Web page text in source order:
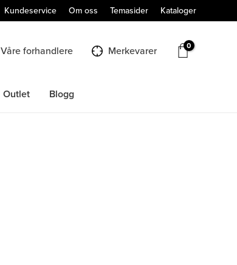
Kundeservice Om oss Temasider Kataloger
Våre forhandlere Merkevarer
Outlet Blogg